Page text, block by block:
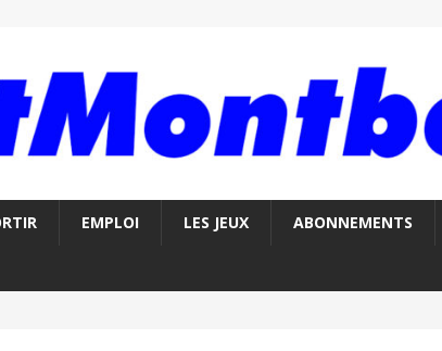
EMPLOI LES JEUX ABONNEMENTS